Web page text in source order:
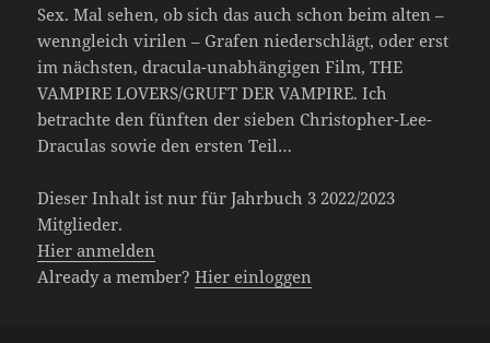
Sex. Mal sehen, ob sich das auch schon beim alten –
wenngleich virilen – Grafen niederschlägt, oder erst
im nächsten, dracula-unabhängigen Film, THE
VAMPIRE LOVERS/GRUFT DER VAMPIRE. Ich
betrachte den fünften der sieben Christopher-Lee-
Draculas sowie den ersten Teil…
Dieser Inhalt ist nur für Jahrbuch 3 2022/2023
Mitglieder.
Hier anmelden
Already a member?Hier einloggen